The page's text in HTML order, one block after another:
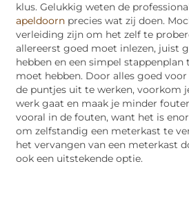
klus. Gelukkig weten de
apeldoorn precies wat zij doen.
verleiding zijn om het zelf te
allereerst goed moet inlezen, juist
hebben en een simpel
moet hebben. Door alles goed
de puntjes uit te werken, voorkom
werk gaat en maak je minder
vooral in de fouten, want het is
om zelfstandig een meterkast te
het vervangen van een meterkast
ook een uitstekende optie.